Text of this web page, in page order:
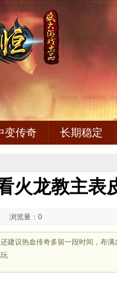
变传奇 长期稳定
火龙教主表
浏览量：0
建议热血传奇多留一段时间，布